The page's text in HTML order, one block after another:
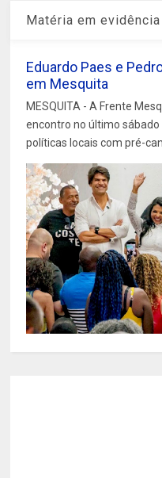
Matéria em evidência
Eduardo Paes e
em Mesquita
MESQUITA - A Frente
encontro no último
políticas locais com pré-